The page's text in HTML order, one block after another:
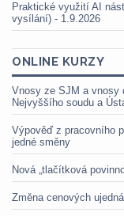
Praktické využití AI
vysílání) - 1.9.2026
ONLINE KURZY
Vnosy ze SJM a vnosy
Nejvyššího soudu a
Výpověď z pracovního
jedné směny
Nová „tlačítková
Změna cenových